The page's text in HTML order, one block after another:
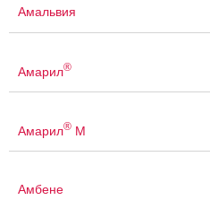
Амальвия
Амарил®
Амарил® М
Амбене